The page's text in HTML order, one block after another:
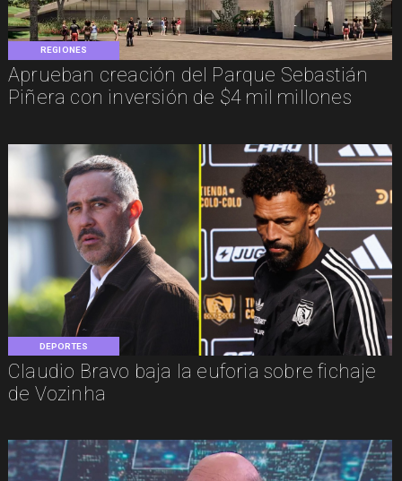
REGIONES
Aprueban creación del Parque Sebastián
Piñera con inversión de $4 mil millones
DEPORTES
Claudio Bravo baja la euforia sobre fichaje
de Vozinha